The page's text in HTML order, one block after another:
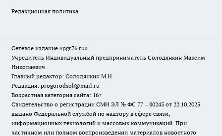
Редакционная политика
Сетевое издание «pgr76.ru»
Учредитель Индивидуальный предприниматель Солодянкин Максим
Николаевич
Главный редактор: Солодянкин М.Н.
Редакция: progorodsol@mail.ru
Возрастная категория сайта: 16+
Свидетельство о регистрации СМИ ЭЛ № ФС 77 – 90243 от 22.10.2025.
выдано Федеральной службой по надзору в сфере связи,
информационных технологий и массовых коммуникаций. При
частичном или полном воспроизведении материалов новостного